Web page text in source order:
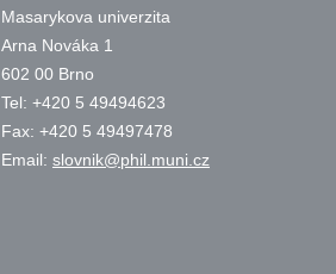
Masarykova univerzita
Arna Nováka 1
602 00 Brno
Tel: +420 5 49494623
Fax: +420 5 49497478
Email: slovnik@phil.muni.cz